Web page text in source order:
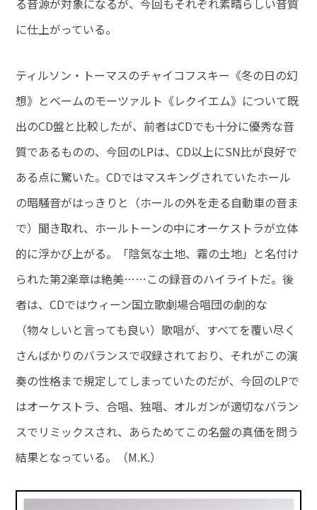
る音源が対象になるが、今回もそれぞれ素晴らしい音質
に仕上がっている。
ティルソン・トーマスのチャイコフスキー《冬の日の幻
想》とベームのモーツァルト《レクイエム》について既
出のCD盤と比較したが、前者はCDでも十分に優秀な音
質であるものの、今回のLPは、CD以上にSN比が良好で
ある点に驚いた。CDではマスキングされていたホール
の暗騒音がはっきりと（ホールの外を走る自動車の音ま
で）聞き取れ、ホールトーンの中にオーケストラが立体
的に浮かび上がる。「陰気な土地、霧の土地」と名付け
られた第2楽章は絶美……この録音のハイライトだ。後
者は、CDではウィーン国立歌劇場合唱団の劇的な
（物々しいと言っても良い）歌唱が、すべてを覆い尽く
さんばかりのバランスで収録されており、それがこの演
奏の性格まで規定してしまっていたのだが、今回のLPで
はオーケストラ、合唱、独唱、オルガンが適切なバラン
スでリミックスされ、あらためてこの名盤の真価を問う
結果となっている。（M.K.）